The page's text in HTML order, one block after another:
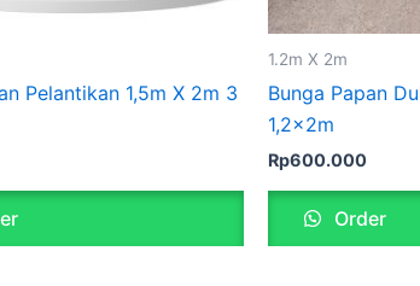
Pelantikan 1,5m X 2m 3
1.2m X 2m
Bunga Papan
1,2x2m
Rp600.000
Order